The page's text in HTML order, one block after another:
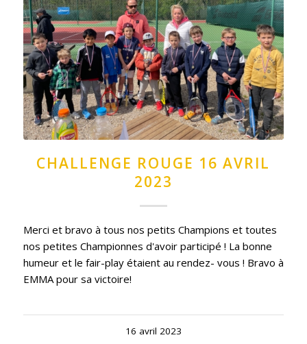
CHALLENGE ROUGE 16 AVRIL
2023
Merci et bravo à tous nos petits Champions et toutes
nos petites Championnes d'avoir participé ! La bonne
humeur et le fair-play étaient au rendez- vous ! Bravo à
EMMA pour sa victoire!
16 avril 2023